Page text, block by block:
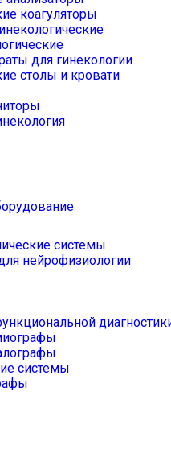
коагуляторы
для гинекологии
столы и кровати
системы
нейрофизиологии
системы